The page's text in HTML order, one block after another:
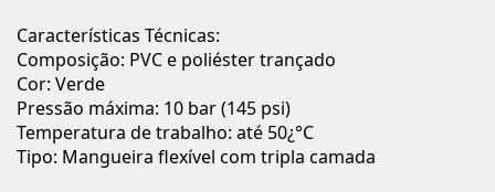
Características Técnicas:
Composição: PVC e poliéster trançado
Cor: Verde
Pressão máxima: 10 bar (145 psi)
Temperatura de trabalho: até 50¿°C
Tipo: Mangueira flexível com tripla camada